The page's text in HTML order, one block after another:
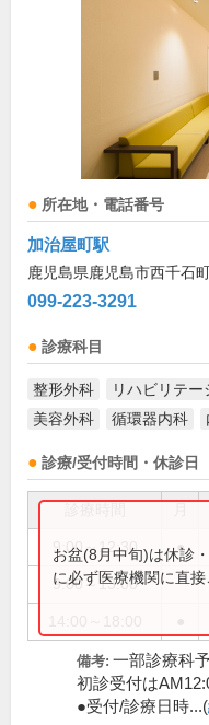
所在地・電話番号
加治屋町駅
鹿児島県鹿児島市西千石
099-223-3291
診療科目
整形外科 リハビリテー
美容外科
循環器内科
診療/受付時間・休診日
9:00～12:30 ●
9:00～13:00
お盆(8月中旬)は休診
に必ず医療機関に直接
備考: 一部診療科
初診受付は
●受付/診療日時...(